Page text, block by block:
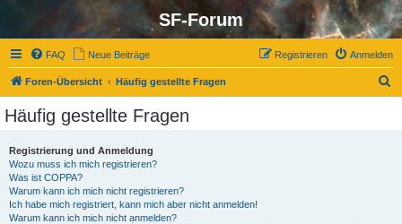
SF-Forum
FAQ Neue Beiträge Anmelden
Registrieren
Foren-Übersicht Häufig gestellte Fragen
Häufig gestellte Fragen
Registrierung und Anmeldung
Wozu muss ich mich registrieren?
Was ist COPPA?
Warum kann ich mich nicht registrieren?
Ich habe mich registriert, kann mich aber nicht anmelden!
Warum kann ich mich nicht anmelden?